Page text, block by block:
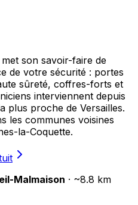
son savoir-faire de
de votre sécurité : portes
sûreté, coffres-forts et
interviennent depuis
plus proche de Versailles.
les communes voisines
la-Coquette.
Malmaison · ~8.8 km